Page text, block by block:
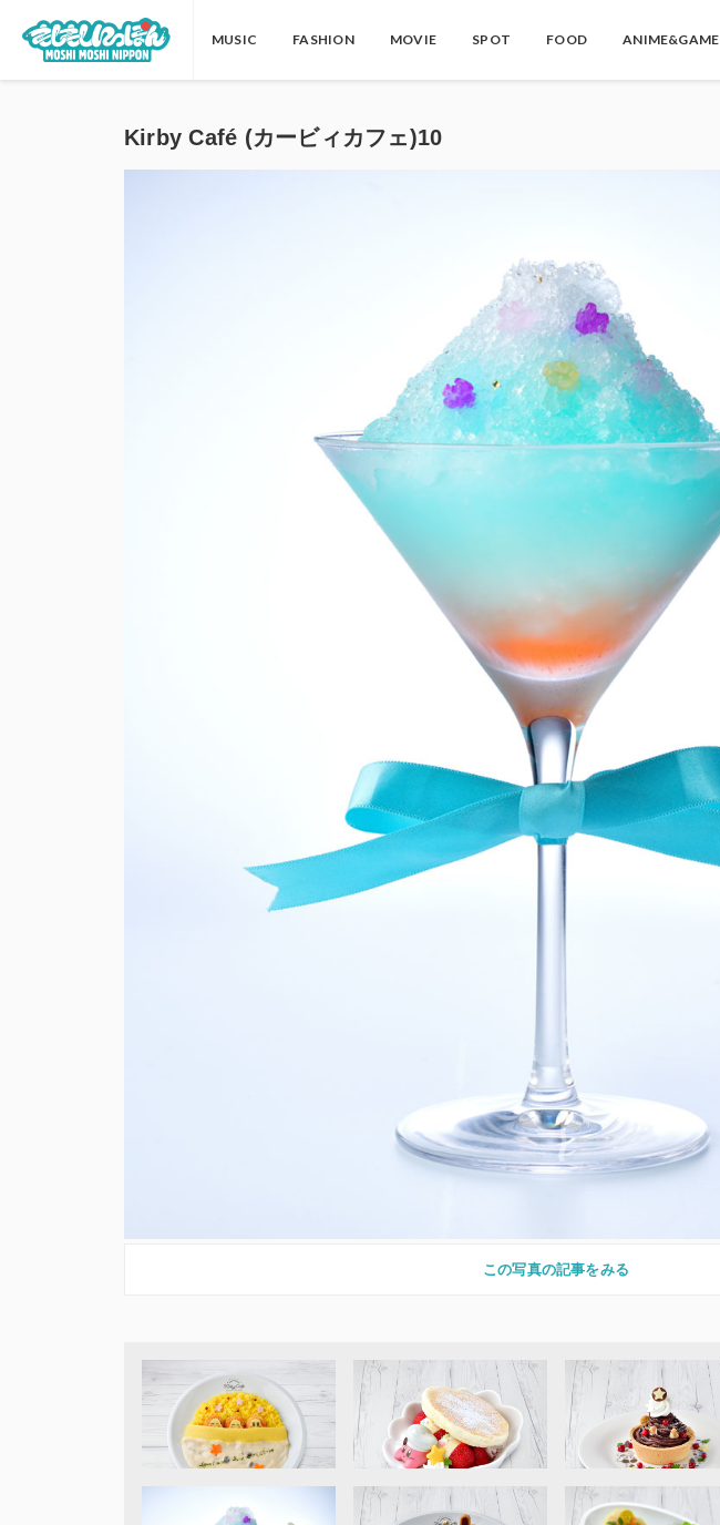
MUSIC FASHION MOVIE SPOT FOOD ANIME&GAME
Kirby Café (カービィカフェ)10
この写真の記事をみる